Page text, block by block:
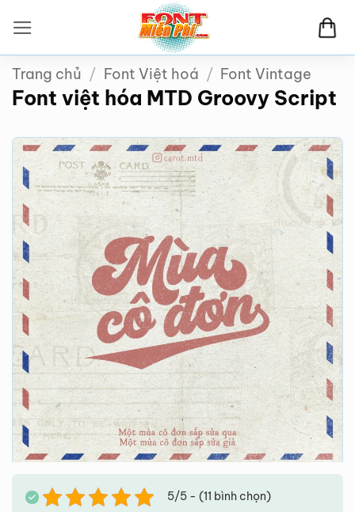
qua
nội
dung
Trang chủ / Font Việt hoá / Font Vintage
Font việt hóa MTD Groovy Script
5/5 - (11 bình chọn)